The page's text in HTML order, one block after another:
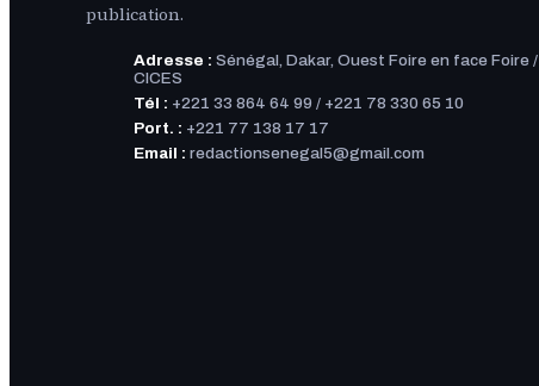
publication.
Adresse : Sénégal, Dakar, Ouest Foire en face Foire /
CICES
Tél : +221 33 864 64 99 / +221 78 330 65 10
Port. : +221 77 138 17 17
Email : redactionsenegal5@gmail.com